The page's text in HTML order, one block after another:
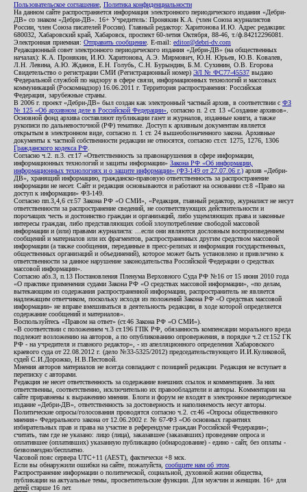
Пользовательское соглашение Политика конфиденциальности
На данном сайте распространяется информация электронного периодического издания «Дебри-
ДВ» со знаком «Дебри-ДВ». 16+ Учредитель: Пронякин К.А. (член Союза журналистов
России, член Союза писателей России). Главный редактор: Харитонова И.Ю. Адрес редакции:
680032, Хабаровский край, Хабаровск, проспект 60-летия Октября, 88-46, т./ф.84212296081.
Электронная приемная: Отправить сообщение . E-mail: editor@debri-dv.com
Редакционный совет электронного периодического издания «Дебри-ДВ» (на общественных
началах): К.А. Пронякин, И.Ю. Харитонова, А.Э. Мирмович, Ю.Н. Юрьев, Ю.В. Ковалев,
Л.Н. Левина, А.Ю. Жданов, Е.Н. Голубь, С.Н. Бурындин, Б.М. Сухинин, О.В. Егорова
Свидетельство о регистрации СМИ (Регистрационный номер) ЭЛ № ФС77-45537 выдано
Федеральной службой по надзору в сфере связи, информационных технологий и массовых
коммуникаций (Роскомнадзор) 16.06.2011 г. Территория распространения: Российская
Федерация, зарубежные страны.
В 2006 г. проект «Дебри-ДВ» был создан как электронный частный архив, в соответствии с ФЗ
№ 125 «Об архивном деле в Российской Федерации» , согласно п. 2 ст. 13 «Создание архивов».
Основной фонд архива составляют публикации газет и журналов, изданные книги, а также
рукописи по дальневосточной (РФ) тематике. Доступ к архивным документам является
открытым в электронном виде, согласно п. 1 ст. 24 вышеобозначенного закона. Архивные
документы к частной собственности редакции не относятся, согласно ст.ст. 1275, 1276, 1306
Гражданского кодекса РФ
Согласно ч.2. п.3. ст.17 «Ответственность за правонарушения в сфере информации,
информационных технологий и защиты информации» Закона РФ «Об информации,
информационных технологиях и о защите информации» (ФЗ-149 от 27.07.06 г.) архив «Дебри-
ДВ», хранящий информацию, гражданско-правовую ответственность за распространение
информации не несет. Сайт и редакция основываются и работают на основании ст.8 «Право на
доступ к информации» ФЗ-149.
Согласно пп.3,4,6 ст.57 Закона РФ «О СМИ», «Редакция, главный редактор, журналист не несут
ответственности за распространение сведений, не соответствующих действительности и
порочащих честь и достоинство граждан и организаций, либо ущемляющих права и законные
интересы граждан, либо представляющих собой злоупотребление свободой массовой
информации и (или) правами журналиста: ...если они являются дословным воспроизведением
сообщений и материалов или их фрагментов, распространенных другим средством массовой
информации (а также сообщения, переданные в пресс-релизах и информация государственных,
общественных организаций и объединений), которое может быть установлено и привлечено к
ответственности за данное нарушение законодательства Российской Федерации о средствах
массовой информации».
Согласно абз.3, п.13 Постановления Пленума Верховного Суда РФ №16 от 15 июня 2010 года
«О практике применения судами Закона РФ «О средствах массовой информации», «по делам,
вытекающим из содержания распространенной информации, распространитель не является
надлежащим ответчиком, поскольку исходя из положений Закона РФ «О средствах массовой
информации» не вправе вмешиваться в деятельность редакции, в ходе которой определяется
содержание сообщений и материалов».
Воспользуйтесь «Правом на ответ» (ст.46 Закона РФ «О СМИ»).
«В соответствии с положением ч.3 ст.196 ГПК РФ, обязанность компенсации морального вреда
подлежит возложению на авторов, а по опубликованию опровержения, в порядке ч.2 ст.152 ГК
РФ - на учредителя и главного редактор», - из апелляционного определения Хабаровского
краевого суда от 22.08.2012 г. (дело №33-5325/2012) председательствующего И.И.Куликовой,
судей С.И.Дорожко, Н.В.Пестовой.
Мнения авторов материалов не всегда совпадают с позицией редакции. Редакция не вступает в
переписку с авторами.
Редакция не несет ответственность за содержание внешних ссылок и комментариев. За них
ответственны, соответственно, исключительно их правообладатели и авторы. Комментарии на
сайте приравнены к выражению мнения. Блоги и форум не входят в электронное периодическое
издание «Дебри-ДВ», ответственность за достоверность и наполняемость несут авторы.
Политические опросы/голосования проводятся согласно ч.2. ст.46 «Опросы общественного
мнения» Федерального закона от 12.06.2002 г. № 67-ФЗ «Об основных гарантиях
избирательных прав и права на участие в референдуме граждан Российской Федерации»;
считать, там где не указано: лицо (лица), заказавшее (заказавших) проведение опроса и
оплатившее (оплативших) указанную публикацию (обнародование) - едино - сайт, без оплаты -
безвозмездно/бесплатно.
Часовой пояс сервера UTC+11 (AEST), фактически +8 мск.
Если вы обнаружили ошибки на сайте, пожалуйста, сообщите нам об этом
Распространение информации о политической, социальной, духовной жизни общества,
публикации на актуальные темы, просветительские функции. Для мужчин и женщин. 16+ для
детей старше 16 лет.